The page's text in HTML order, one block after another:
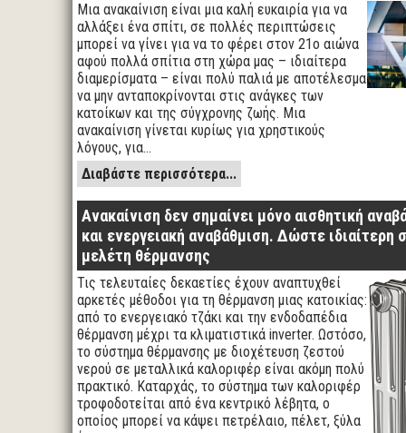
Μια ανακαίνιση είναι μια καλή ευκαιρία για να
αλλάξει ένα σπίτι, σε πολλές περιπτώσεις
μπορεί να γίνει για να το φέρει στον 21ο αιώνα
αφού πολλά σπίτια στη χώρα μας – ιδιαίτερα
διαμερίσματα – είναι πολύ παλιά με αποτέλεσμα
να μην ανταποκρίνονται στις ανάγκες των
κατοίκων και της σύγχρονης ζωής. Μια
ανακαίνιση γίνεται κυρίως για χρηστικούς
λόγους, για…
Διαβάστε περισσότερα...
Ανακαίνιση δεν σημαίνει μόνο αισθητική
και ενεργειακή αναβάθμιση. Δώστε ιδιαίτερη
μελέτη θέρμανσης
Τις τελευταίες δεκαετίες έχουν αναπτυχθεί
αρκετές μέθοδοι για τη θέρμανση μιας κατοικίας:
από το ενεργειακό τζάκι και την ενδοδαπέδια
θέρμανση μέχρι τα κλιματιστικά inverter. Ωστόσο,
το σύστημα θέρμανσης με διοχέτευση ζεστού
νερού σε μεταλλικά καλοριφέρ είναι ακόμη πολύ
πρακτικό. Καταρχάς, το σύστημα των καλοριφέρ
τροφοδοτείται από ένα κεντρικό λέβητα, ο
οποίος μπορεί να κάψει πετρέλαιο, πέλετ, ξύλα